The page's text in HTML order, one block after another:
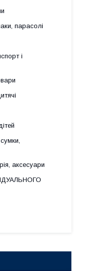
парасолі
і
аксесуари